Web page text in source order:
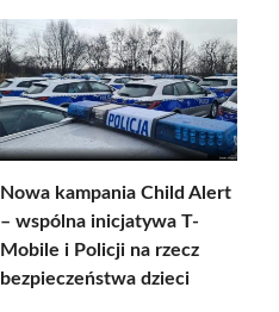
Nowa kampania Child Alert
– wspólna inicjatywa T-
Mobile i Policji na rzecz
bezpieczeństwa dzieci